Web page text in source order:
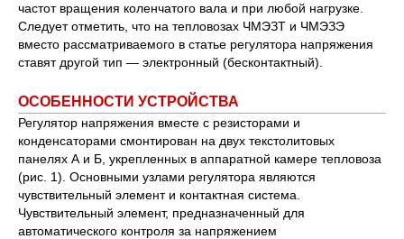
частот вращения коленчатого вала и при любой нагрузке.
Следует отметить, что на тепловозах ЧМЭЗТ и ЧМЭЗЭ
вместо рассматриваемого в статье регулятора напряжения
ставят другой тип — электронный (бесконтактный).
ОСОБЕННОСТИ УСТРОЙСТВА
Регулятор напряжения вместе с резисторами и
конденсаторами смонтирован на двух текстолитовых
панелях А и Б, укрепленных в аппаратной камере тепловоза
(рис. 1). Основными узлами регулятора являются
чувствительный элемент и контактная система.
Чувствительный элемент, предназначенный для
автоматического контроля за напряжением